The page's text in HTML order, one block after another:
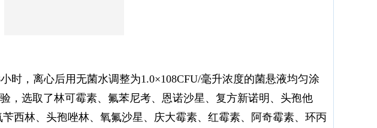
时，离心后用无菌水调整为1.0×108CFU/毫升浓度的菌悬液均匀涂
，选取了林可霉素、氟苯尼考、恩诺沙星、复方新诺明、头孢他
西林、头孢唑林、氧氟沙星、庆大霉素、红霉素、阿奇霉素、环丙